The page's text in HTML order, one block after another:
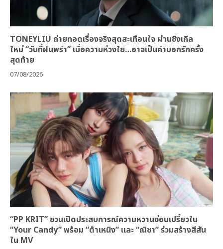
TONEYLIU ถ่ายทอดเรื่องจริงสุดสะเทือนใจ ผ่านซิงเกิล
ใหม่ “วันที่ฝนพรำ” เมื่อความห่วงใย…อาจเป็นคำบอกรักครั้ง
สุดท้าย
07/08/2026
“PP KRIT” ชวนเปิดประสบการณ์ความหวานซ่อนเปรี้ยวใน
“Your Candy” พร้อม “ต้าเหนิง” และ “ณิชา” ร่วมสร้างสีสัน
ใน MV